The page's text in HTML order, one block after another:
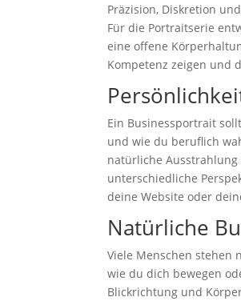
Präzision, Diskretion
Für die Portraitserie
eine offene
Kompetenz zeigen und
Ein Businessportrait
und wie du beruflich
natürliche
unterschiedliche
deine Website oder
Natürliche
Viele Menschen stehen
wie du dich bewegen
Blickrichtung und